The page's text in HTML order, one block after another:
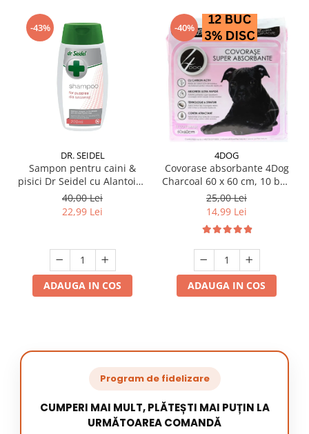
-43%
DR. SEIDEL
Sampon pentru caini &
pisici Dr Seidel cu Alantoina
220 ml
40,00 Lei
22,99 Lei
ADAUGA IN COS
-40%
4DOG
Covorase absorbante 4Dog
Charcoal 60 x 60 cm, 10 buc
/ pachet
25,00 Lei
14,99 Lei
ADAUGA IN COS
Program de fidelizare
CUMPERI MAI MULT, PLĂTEȘTI MAI PUȚIN LA
URMĂTOAREA COMANDĂ